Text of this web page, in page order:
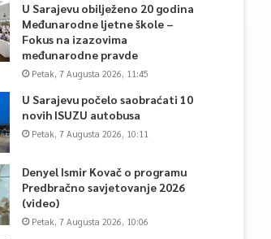
U Sarajevu obilježeno 20 godina
Međunarodne ljetne škole –
Fokus na izazovima
međunarodne pravde
Petak, 7 Augusta 2026, 11:45
U Sarajevu počelo saobraćati 10
novih ISUZU autobusa
Petak, 7 Augusta 2026, 10:11
Denyel Ismir Kovač o programu
Predbračno savjetovanje 2026
(video)
Petak, 7 Augusta 2026, 10:06